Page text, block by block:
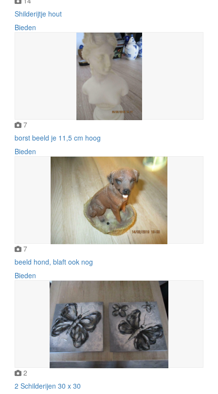
Shilderijtje hout
Bieden
7
borst beeld je 11,5 cm hoog
Bieden
7
beeld hond, blaft ook nog
Bieden
2
2 Schilderijen 30 x 30